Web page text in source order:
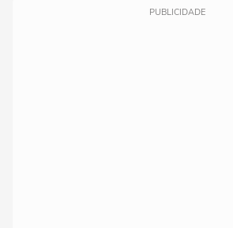
PUBLICIDADE